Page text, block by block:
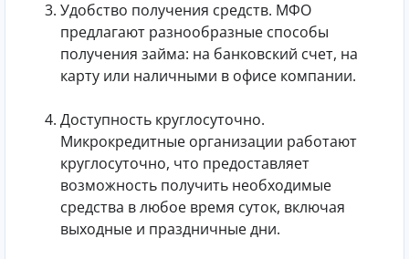
Удобство получения средств. МФО
предлагают разнообразные способы
получения займа: на банковский счет, на
карту или наличными в офисе компании.
Доступность круглосуточно.
Микрокредитные организации работают
круглосуточно, что предоставляет
возможность получить необходимые
средства в любое время суток, включая
выходные и праздничные дни.